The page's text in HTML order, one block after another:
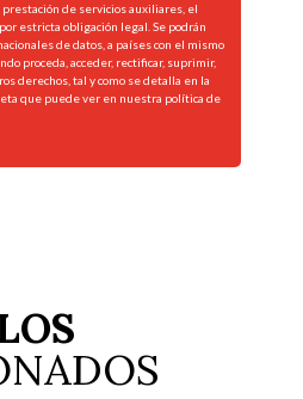
de servicios auxiliares, el
estricta obligación legal. Se podrán
de datos, a países con el mismo
proceda, acceder, rectificar, suprimir,
derechos, tal y como se detalla en la
que puede ver en nuestra política de